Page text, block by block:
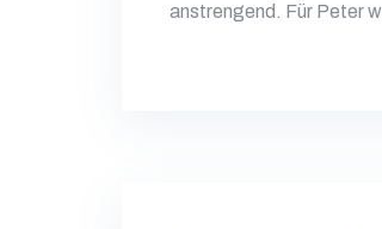
anstrengend. Für Peter